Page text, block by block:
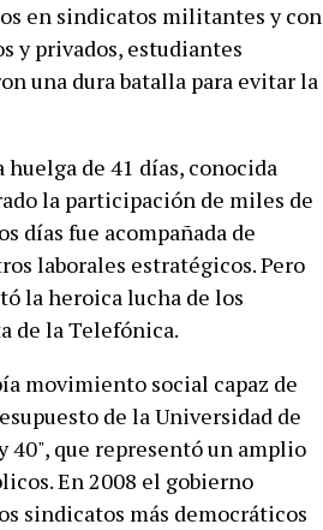
en sindicatos militantes y con
y privados, estudiantes
una dura batalla para evitar la
de 41 días, conocida
la participación de miles de
días fue acompañada de
laborales estratégicos. Pero
la heroica lucha de los
de la Telefónica.
movimiento social capaz de
de la Universidad de
40", que representó un amplio
En 2008 el gobierno
sindicatos más democráticos